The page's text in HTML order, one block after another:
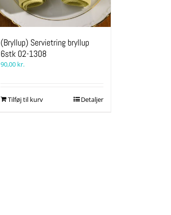
(Bryllup) Servietring bryllup
6stk 02-1308
90,00 kr.
Tilføj til kurv Detaljer